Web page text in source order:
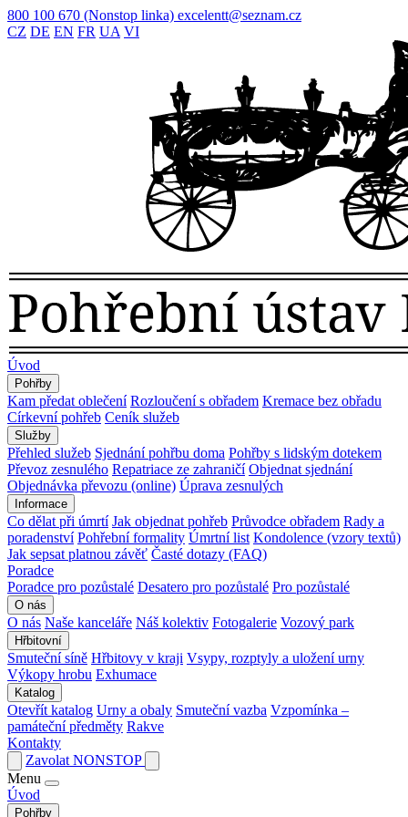
800 100 670 (Nonstop linka) excelentt@seznam.cz
CZ DE EN FR UA VI
Úvod
Pohřby
Kam předat oblečení Rozloučení s obřadem Kremace bez obřadu
Církevní pohřeb Ceník služeb
Služby
Přehled služeb Sjednání pohřbu doma Pohřby s lidským dotekem
Převoz zesnulého Repatriace ze zahraničí Objednat sjednání
Objednávka převozu (online) Úprava zesnulých
Informace
Co dělat při úmrtí Jak objednat pohřeb Průvodce obřadem Rady a
poradenství Pohřební formality Úmrtní list Kondolence (vzory textů)
Jak sepsat platnou závěť Časté dotazy (FAQ)
Poradce
Poradce pro pozůstalé Desatero pro pozůstalé Pro pozůstalé
O nás
O nás Naše kanceláře Náš kolektiv Fotogalerie Vozový park
Hřbitovní
Smuteční síně Hřbitovy v kraji Vsypy, rozptyly a uložení urny
Výkopy hrobu Exhumace
Katalog
Otevřít katalog Urny a obaly Smuteční vazba Vzpomínka –
památeční předměty Rakve
Kontakty
Zavolat NONSTOP
Menu
Úvod
Pohřby